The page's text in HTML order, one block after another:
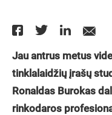
Jau antrus metus
tinklalaidžių įrašų
Ronaldas Burokas
rinkodaros